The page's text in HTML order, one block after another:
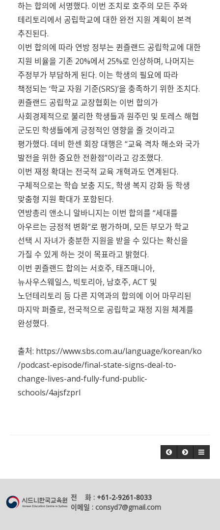
하는 합의에 서명했다. 이번 조치로 호주의 모든 주와
테리토리에서 공립학교에 대한 완전 지원 계획이 본격
추진된다.
이번 합의에 따라 연방 정부는 퀸즐랜드 공립학교에 대한
지원 비율을 기존 20%에서 25%로 인상하며, 나머지는
주정부가 부담하게 된다. 이는 학생의 필요에 따라
책정되는 ‘학교 자원 기준(SRS)’을 충족하기 위한 조치다.
퀸즐랜드 공립학교 교장협회는 이번 합의가
사회경제적으로 불리한 학생들과 원주민 및 토레스 해협
군도민 학생들에게 긍정적인 영향을 줄 것이라고
평가했다. 데비 한센 회장 대행은 “교육 격차 해소와 국가
발전을 위한 중요한 전환점”이라고 강조했다.
이번 재정 확대는 전국적 교육 개혁과도 연계된다.
구체적으로는 학습 보충 지도, 학생 복지 강화 등 학생
맞춤형 지원 확대가 포함된다.
연방총리 앤소니 알바니지는 이번 합의를 “세대를
아우르는 긍정적 변화”로 평가하며, 모든 부모가 학교
선택 시 자녀가 충분한 지원을 받을 수 있다는 확신을
가질 수 있게 하는 것이 목표라고 밝혔다.
이번 퀸즐랜드 합의는 서호주, 태즈매니아,
뉴사우스웨일스, 빅토리아, 남호주, ACT 및
노던테리토리 등 다른 지역과의 합의에 이어 마무리된
마지막 퍼즐로, 전국적으로 공립학교 재정 지원 체계를
완성했다.
출처: https://www.sbs.com.au/language/korean/ko
/podcast-episode/final-state-signs-deal-to-
change-lives-and-fully-fund-public-
schools/4ajsfzprl
전 화 : +61-2-9261-8033
이메일 : consyd7@gmail.com